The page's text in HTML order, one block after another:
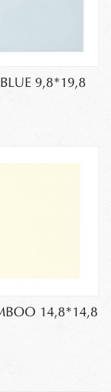
BLUE 9,8*19,8
14,8*14,8